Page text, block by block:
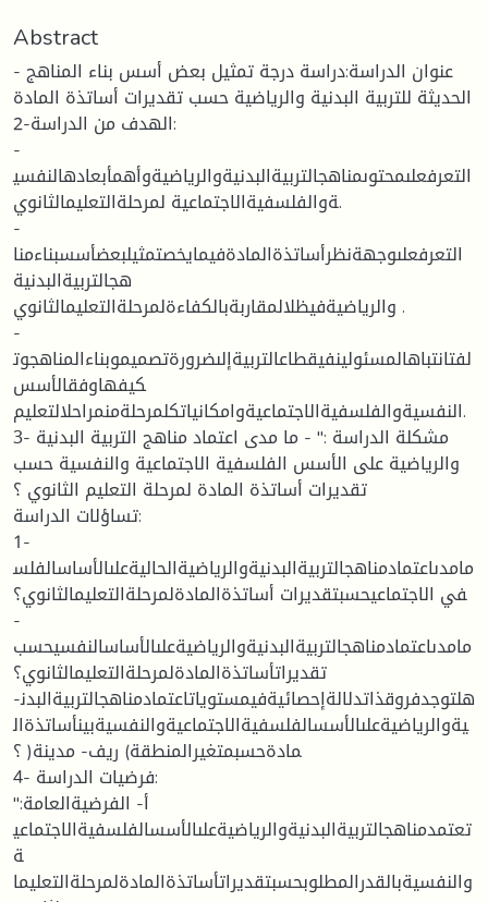
Abstract
- عنوان الدراسة:دراسة درجة تمثيل بعض أسس بناء المناهج
الحديثة للتربية البدنية والرياضية حسب تقديرات أساتذة المادة
2-الهدف من الدراسة:
-
التعرفعلىمحتوىمناهجالتربيةالبدنيةوالرياضيةوأهمأبعادهالنفسي
ةوالفلسفيةالاجتماعية لمرحلةالتعليمالثانوي.
-
التعرفعلىوجهةنظرأساتذةالمادةفيمايخصتمثيلبعضأسسبناءمنا
هجالتربيةالبدنية
والرياضيةفيظلالمقاربةبالكفاءةلمرحلةالتعليمالثانوي .
-
لفتانتباهالمسئولينفيقطاعالتربيةإلىضرورةتصميموبناءالمناهجوت
كيفهاوفقالأسس
النفسيةوالفلسفيةالاجتماعيةوامكانياتكلمرحلةمنمراحلالتعليم.
3- مشكلة الدراسة :" - ما مدى اعتماد مناهج التربية البدنية
والرياضية على الأسس الفلسفية الاجتماعية والنفسية حسب
تقديرات أساتذة المادة لمرحلة التعليم الثانوي ؟
تساؤلات الدراسة:
1-
مامدىاعتمادمناهجالتربيةالبدنيةوالرياضيةالحاليةعلىالأساسالفلس
في الاجتماعيحسبتقديرات أساتذةالمادةلمرحلةالتعليمالثانوي؟
-
مامدىاعتمادمناهجالتربيةالبدنيةوالرياضيةعلىالأساسالنفسيحسب
تقديراتأساتذةالمادةلمرحلةالتعليمالثانوي؟
-هلتوجدفروقذاتدلالةإحصائيةفيمستوياتاعتمادمناهجالتربيةالبدن
يةوالرياضيةعلىالأسسالفلسفيةالاجتماعيةوالنفسيةبينأساتذةال
مادةحسبمتغيرالمنطقة) ريف- مدينة( ؟
4- فرضيات الدراسة:
أ‌- الفرضيةالعامة:"
تعتمدمناهجالتربيةالبدنيةوالرياضيةعلىالأسسالفلسفيةالاجتماعي
ة
والنفسيةبالقدرالمطلوبحسبتقديراتأساتذةالمادةلمرحلةالتعليما